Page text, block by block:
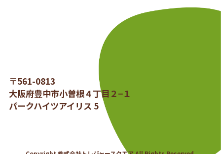
〒561-0813
大阪府豊中市小曽根４丁目２−１
パークハイツアイリス 5